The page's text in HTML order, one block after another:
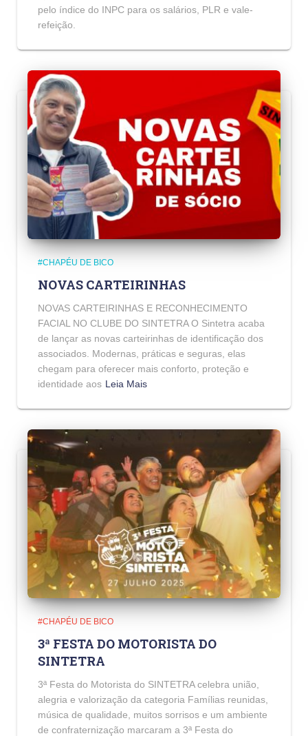
pelo índice do INPC para os salários, PLR e vale-
refeição.
#CHAPÉU DE BICO
NOVAS CARTEIRINHAS
NOVAS CARTEIRINHAS E RECONHECIMENTO
FACIAL NO CLUBE DO SINTETRA O Sintetra acaba
de lançar as novas carteirinhas de identificação dos
associados. Modernas, práticas e seguras, elas
chegam para oferecer mais conforto, proteção e
identidade aos Leia Mais
#CHAPÉU DE BICO
3ª FESTA DO MOTORISTA DO
SINTETRA
3ª Festa do Motorista do SINTETRA celebra união,
alegria e valorização da categoria Famílias reunidas,
música de qualidade, muitos sorrisos e um ambiente
de confraternização marcaram a 3ª Festa do